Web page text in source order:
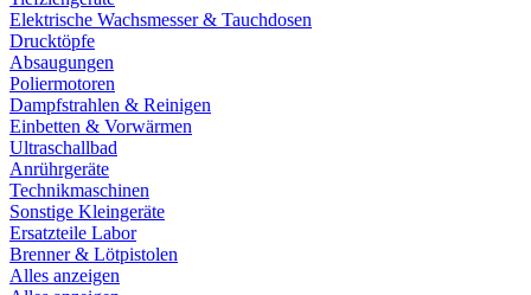
Elektrische Wachsmesser & Tauchdosen
Drucktöpfe
Absaugungen
Poliermotoren
Dampfstrahlen & Reinigen
Einbetten & Vorwärmen
Ultraschallbad
Anrührgeräte
Technikmaschinen
Sonstige Kleingeräte
Ersatzteile Labor
Brenner & Lötpistolen
Alles anzeigen